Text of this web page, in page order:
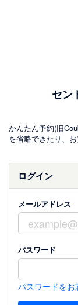
セン
かんたん予約(旧
を省略できたり、
ログイン
メールアドレス
パスワード
パスワードをお